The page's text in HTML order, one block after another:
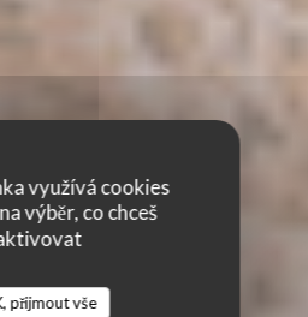
využívá cookies
výběr, co chceš
přijmout vše